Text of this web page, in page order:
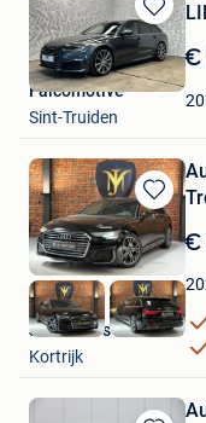
Bewaren
in
Mijn
Favorieten
€
Falcomotive
Sint-Truiden
Bewaren
in
Mijn
Favorieten
€
JM Motors
Kortrijk